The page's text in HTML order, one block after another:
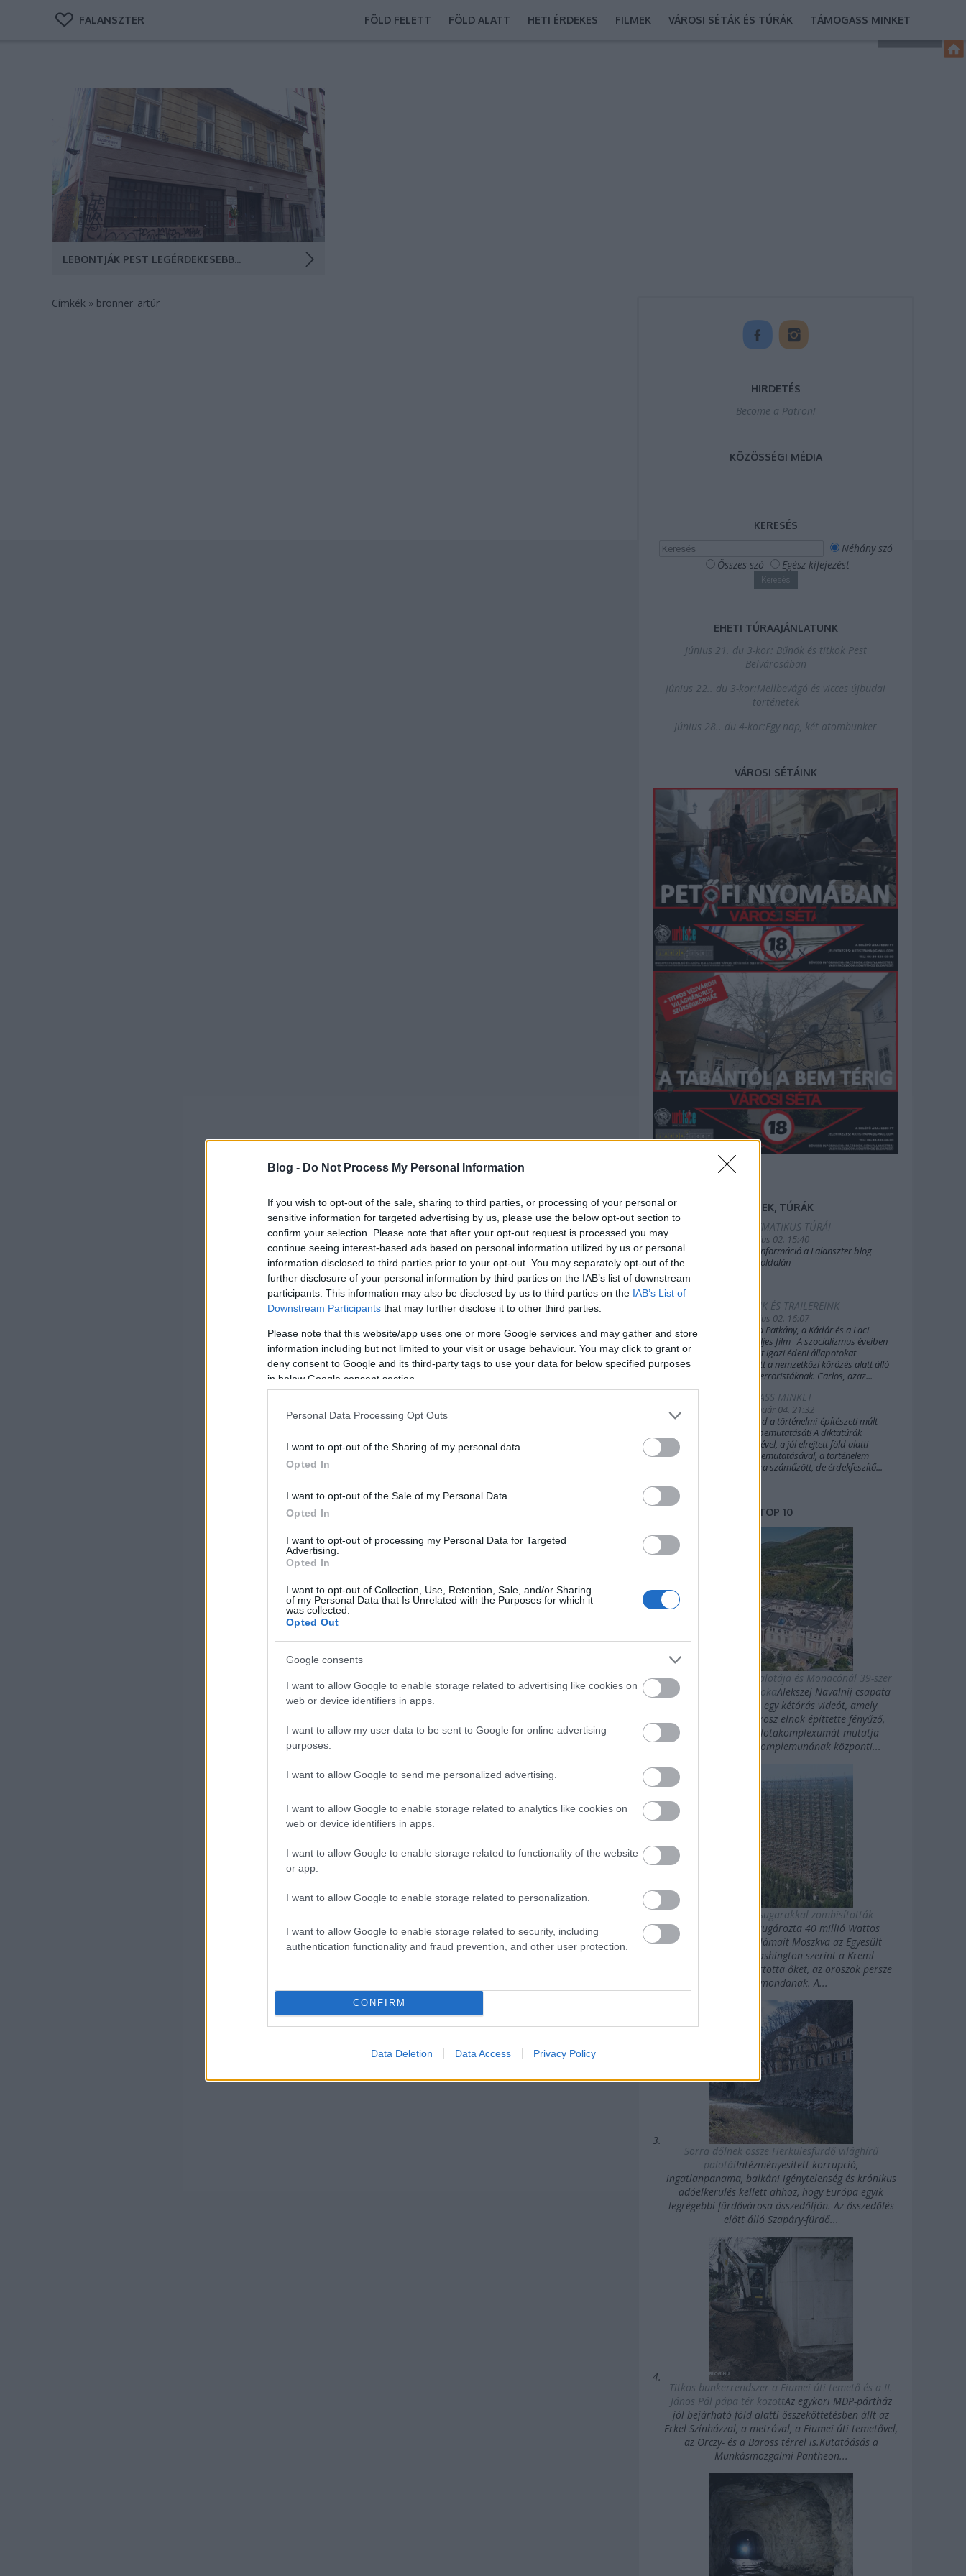
Blog - Do Not Process My Personal Information
If you wish to opt-out of the sale, sharing to third parties, or processing of your personal or
sensitive information for targeted advertising by us, please use the below opt-out section to
confirm your selection. Please note that after your opt-out request is processed you may
continue seeing interest-based ads based on personal information utilized by us or personal
information disclosed to third parties prior to your opt-out. You may separately opt-out of the
further disclosure of your personal information by third parties on the IAB’s list of downstream
participants. This information may also be disclosed by us to third parties on the IAB’s List of
Downstream Participants that may further disclose it to other third parties.
Please note that this website/app uses one or more Google services and may gather and store
information including but not limited to your visit or usage behaviour. You may click to grant or
deny consent to Google and its third-party tags to use your data for below specified purposes
in below Google consent section.
Personal Data Processing Opt Outs
I want to opt-out of the Sharing of my personal data.
Opted In
I want to opt-out of the Sale of my Personal Data.
Opted In
I want to opt-out of processing my Personal Data for Targeted
Advertising.
Opted In
I want to opt-out of Collection, Use, Retention, Sale, and/or Sharing
of my Personal Data that Is Unrelated with the Purposes for which it
was collected.
Opted Out
Google consents
I want to allow Google to enable storage related to advertising like cookies on
web or device identifiers in apps.
I want to allow my user data to be sent to Google for online advertising
purposes.
I want to allow Google to send me personalized advertising.
I want to allow Google to enable storage related to analytics like cookies on
web or device identifiers in apps.
I want to allow Google to enable storage related to functionality of the website
or app.
I want to allow Google to enable storage related to personalization.
I want to allow Google to enable storage related to security, including
authentication functionality and fraud prevention, and other user protection.
CONFIRM
Data Deletion Data Access Privacy Policy
FALANSZTER FÖLD FELETT FÖLD ALATT HETI ÉRDEKES FILMEK VÁROSI SÉTÁK ÉS TÚRÁK TÁMOGASS MINKET
A magyar kártya szülőhelye, neves bordélyház, okkult
teozófiai központ és egy olimpikon alternatív
kocsmája volt egykor, most ronda hotel lesz a helyén.
A Kazinczy utca 55. szám alatti egykori Wichmann-
kocsma (Fotó: Falanszter.blog.hu)
LEBONTJÁK PEST LEGÉRDEKESEBB MÚLTÚ HÁZÁT, A WICHMANN KOCSMÁT
Címkék » bronner_artúr
HIRDETÉS
Become a Patron!
KÖZÖSSÉGI MÉDIA
KERESÉS
Néhány szó
Összes szó
Egész kifejezést
EHETI TÚRAAJÁNLATUNK
Június 21. du 3-kor: Bűnök és titkok Pest
Belvárosában
Június 22.. du 3-kor:Mellbevágó és vicces újbudai
történetek
Június 28.. du 4-kor:Egy nap, két atombunker
VÁROSI SÉTÁINK
FILMEK, TÚRÁK
2025.TEMATIKUS TÚRÁI
2019. július 02. 15:40
Bővebb információ a Falanszter blog
oldal FB-oldalán
FILMEINK ÉS TRAILEREINK
2019. július 02. 16:07
A Sakál, a Patkány, a Kádár és a Laci
(2022) teljes film A szocializmus éveiben
Budapest igazi édeni állapotokat
biztosított a nemzetközi körözés alatt álló
külföldi terroristáknak. Carlos, azaz...
TÁMOGASS MINKET
2020. január 04. 21:32
Támogasd a történelmi-építészeti múlt
további bemutatását! A diktatúrák
építészetével, a jól elrejtett föld alatti
világok bemutatásával, a történelem
margójára száműzött, de érdekfeszítő...
TOP 10
Putyin titkos luxuspalotája és Monacónál 39-szer
nagyobb magánbirtokaAlekszej Navalnij csapata
kedden közzétett egy kétórás videót, amely
Vlagyimir Putyin orosz elnök építtette fényűző,
Fekete-tengeri palotakomplexumát mutatja
be.Putyin palotakomplemunának központi...
Az oroszok gigasugarakkal zombisították
10 évig sugározta 40 millió Wattos
erősségű rövidhullámait Moszkva az Egyesült
Államok felé. Washington szerint a Kreml
agykontroll alatt tartotta őket, az oroszok persze
mást mondanak. A...
Sorra dőlnek össze Herkulesfürdő világhírű
palotáiIntézményesített korrupció,
ingatlanpanama, balkáni igénytelenség és krónikus
adóelkerülés kellett ahhoz, hogy Európa egyik
legrégebbi fürdővárosa összedőljön. Az ősszedőlés
előtt álló Szapáry-fürdő...
Titkos bunkerrendszer a Fiumei úti temető és a II.
János Pál pápa tér közöttAz egykori MDP-pártház
jól bejárható föld alatti összeköttetésben állt az
Erkel Színházzal, a metróval, a Fiumei úti temetővel,
az Orczy- és a Baross térrel is.Kutatóásás a
Munkásmozgalmi Pantheon...